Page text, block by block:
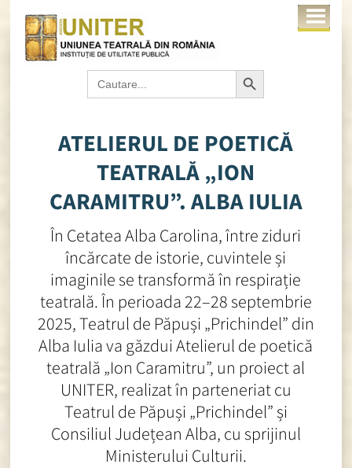
Search
for:
Search Button
ATELIERUL DE POETICĂ
TEATRALĂ „ION
CARAMITRU”. ALBA IULIA
În Cetatea Alba Carolina, între ziduri
încărcate de istorie, cuvintele și
imaginile se transformă în respirație
teatrală. În perioada 22–28 septembrie
2025, Teatrul de Păpuși „Prichindel” din
Alba Iulia va găzdui Atelierul de poetică
teatrală „Ion Caramitru”, un proiect al
UNITER, realizat în parteneriat cu
Teatrul de Păpuși „Prichindel” și
Consiliul Județean Alba, cu sprijinul
Ministerului Culturii.